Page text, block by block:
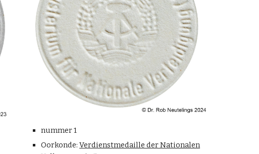
nummer 1
Oorkonde:Verdienstmedaille der Nationalen